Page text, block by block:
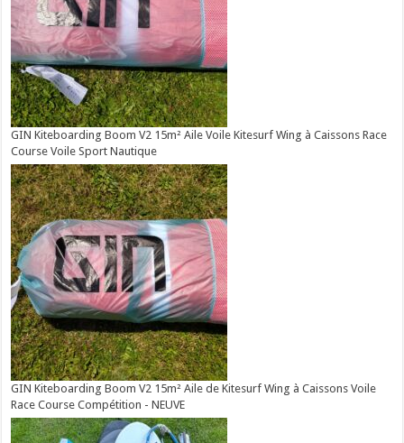
GIN Kiteboarding Boom V2 15m² Aile Voile Kitesurf Wing à Caissons Race
Course Voile Sport Nautique
GIN Kiteboarding Boom V2 15m² Aile de Kitesurf Wing à Caissons Voile
Race Course Compétition - NEUVE